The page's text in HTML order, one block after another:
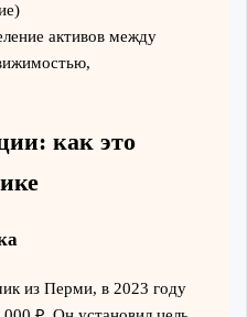
активов между
как это
из Перми, в 2023 году